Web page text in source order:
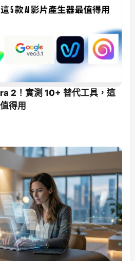
2！實測 10+ 替代工具，這
得用